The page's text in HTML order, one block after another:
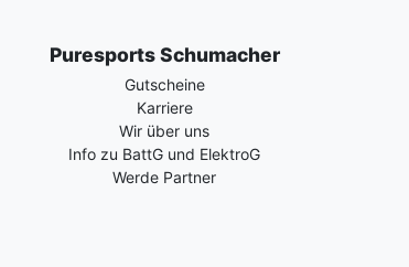
Puresports Schumacher
Gutscheine
Karriere
Wir über uns
Info zu BattG und ElektroG
Werde Partner